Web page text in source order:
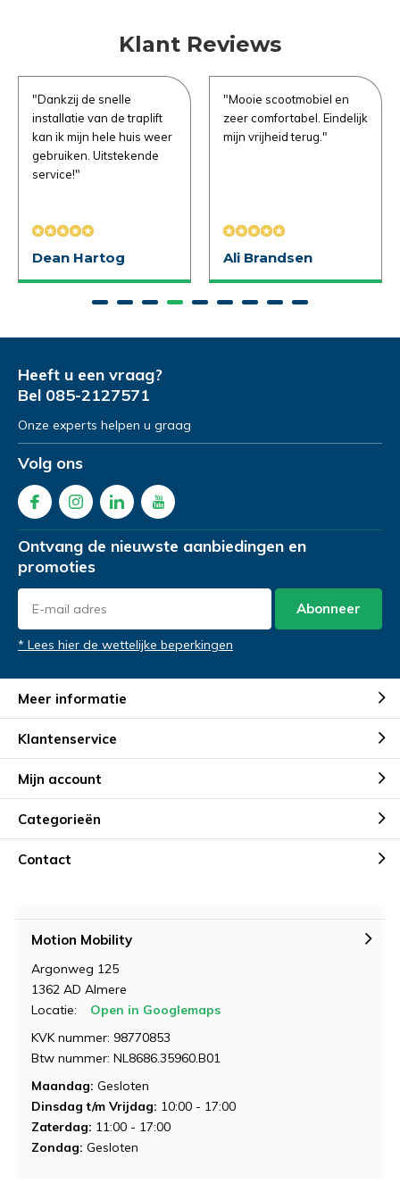
Klant Reviews
"Dankzij de snelle
installatie van de traplift
kan ik mijn hele huis weer
gebruiken. Uitstekende
service!"
Dean Hartog
"Mooie scootmobiel en
zeer comfortabel. Eindelijk
mijn vrijheid terug."
Ali Brandsen
Heeft u een vraag?
Bel 085-2127571
Onze experts helpen u graag
Volg ons
Ontvang de nieuwste aanbiedingen en
promoties
Abonneer
* Lees hier de wettelijke beperkingen
Meer informatie
Klantenservice
Mijn account
Categorieën
Contact
Motion Mobility
Argonweg 125
1362 AD Almere
Locatie:
Open in Googlemaps
KVK nummer: 98770853
Btw nummer: NL8686.35960.B01
Maandag: Gesloten
Dinsdag t/m Vrijdag: 10:00 - 17:00
Zaterdag: 11:00 - 17:00
Zondag: Gesloten
Gewenste datum voor proefrit*
Opmerkingen
Demonstratie aanvragen
Gewenste datum voor slaapadvies*
Opmerkingen
Demonstratie aanvragen